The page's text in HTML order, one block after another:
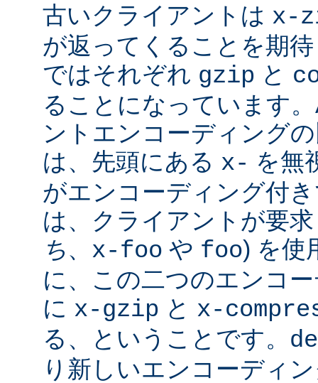
古いクライアントは x-
が返ってくることを期
ではそれぞれ gzip と
ることになっています
ントエンコーディング
は、先頭にある x- を無
がエンコーディング付
は、クライアントが要
ち、 x-foo や foo) を使
に、この二つのエンコ
に x-gzip と x-
る、ということです。
り新しいエンコーディ